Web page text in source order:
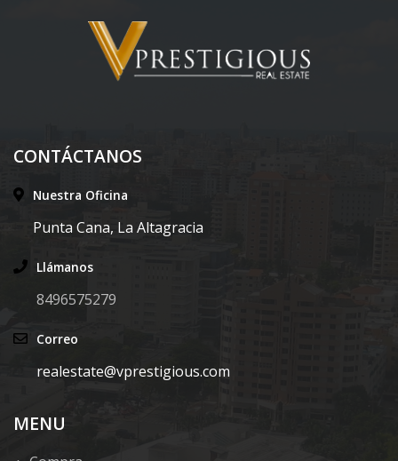
CONTÁCTANOS
Nuestra Oficina
Punta Cana, La Altagracia
Llámanos
8496575279
Correo
realestate@vprestigious.com
MENU